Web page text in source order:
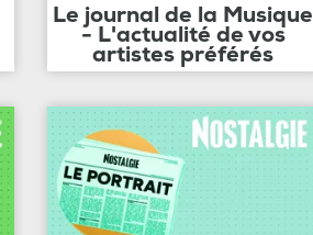
Le journal de la Musique
- L'actualité de vos
artistes préférés